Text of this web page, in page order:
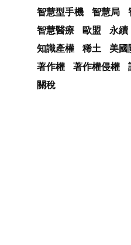
智慧型手機
智慧局
智慧醫療
歐盟 永續
知識產權
稀土 美國
著作權
著作權侵權
關稅